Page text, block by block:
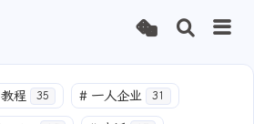
程 35 # 一人企业 31